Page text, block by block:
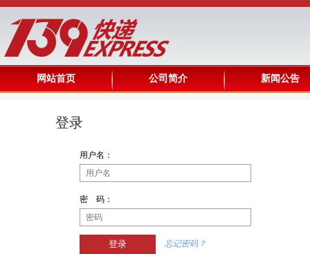
网站首页 公司简介 新闻公告
登录
用户名：
密 码：
忘记密码？